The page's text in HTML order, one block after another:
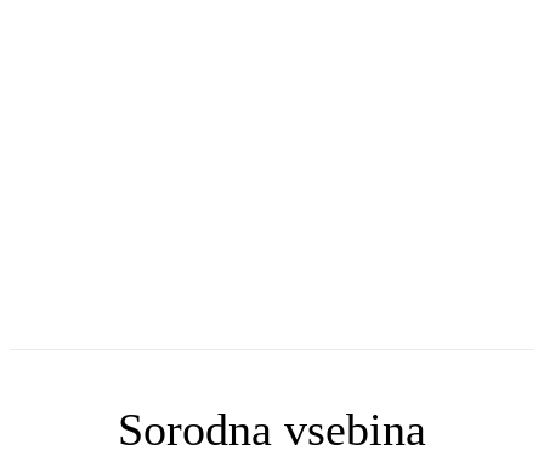
Sorodna vsebina